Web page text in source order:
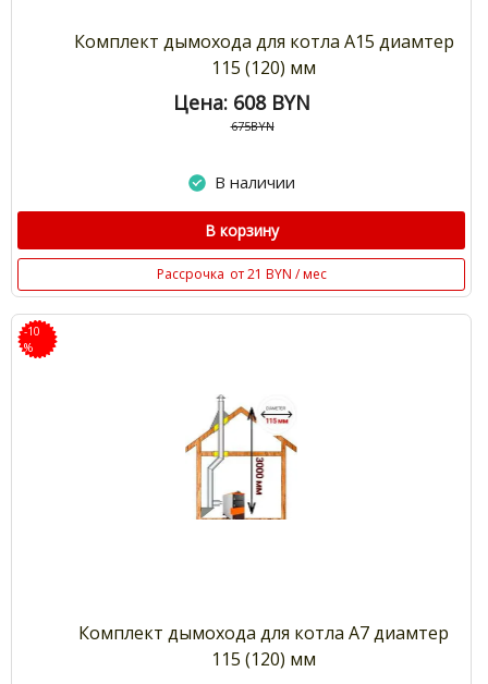
Комплект дымохода для котла А15 диамтер
115 (120) мм
Цена: 608 BYN
675BYN
В наличии
В корзину
Рассрочка от 21 BYN / мес
-10
%
Комплект дымохода для котла А7 диамтер
115 (120) мм